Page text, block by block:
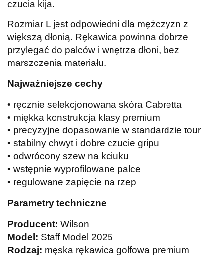
czucia kija.
Rozmiar L jest odpowiedni dla mężczyzn z
większą dłonią. Rękawica powinna dobrze
przylegać do palców i wnętrza dłoni, bez
marszczenia materiału.
Najważniejsze cechy
• ręcznie selekcjonowana skóra Cabretta
• miękka konstrukcja klasy premium
• precyzyjne dopasowanie w standardzie tour
• stabilny chwyt i dobre czucie gripu
• odwrócony szew na kciuku
• wstępnie wyprofilowane palce
• regulowane zapięcie na rzep
Parametry techniczne
Producent: Wilson
Model: Staff Model 2025
Rodzaj: męska rękawica golfowa premium